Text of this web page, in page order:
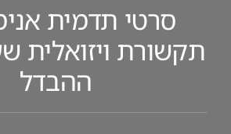
סרטי תדמית
תקשורת ויזואלית
ההבדל